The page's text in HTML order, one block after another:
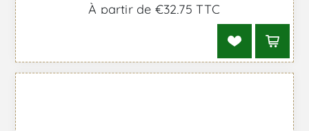
À partir de €32,75 TTC